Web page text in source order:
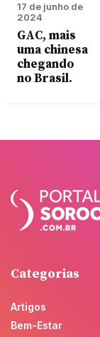
17 de junho de
2024
GAC, mais
uma chinesa
chegando
no Brasil.
Categorias
Artigos
Bem-Estar